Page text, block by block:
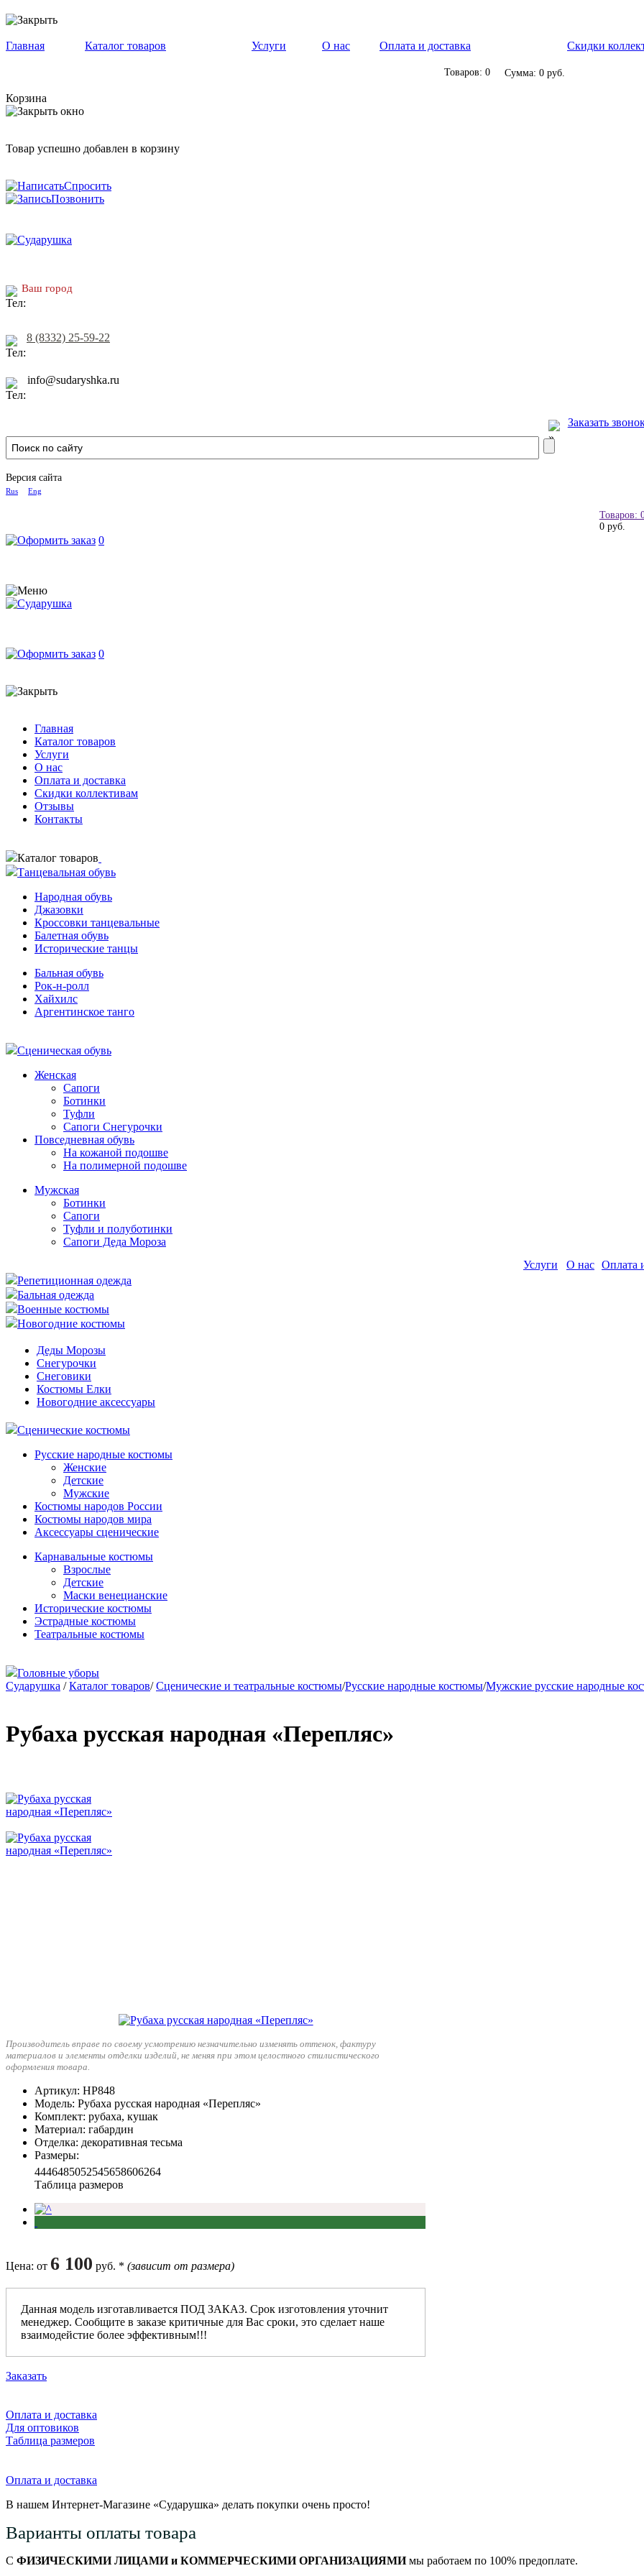
Главная Каталог товаров Услуги О нас Оплата и доставка Скидки
Товаров: 0 Сумма: 0 руб.
Корзина
Товар успешно добавлен в корзину
Спросить
Позвонить
Ваш город
8 (8332) 25-59-22
info@sudaryshka.ru
Заказать
Версия сайта
Rus Eng
Товаров:
0 руб.
0
0
Главная
Каталог товаров
Услуги
О нас
Оплата и доставка
Скидки коллективам
Отзывы
Контакты
Каталог товаров
Танцевальная обувь
Народная обувь
Джазовки
Кроссовки танцевальные
Балетная обувь
Исторические танцы
Бальная обувь
Рок-н-ролл
Хайхилс
Аргентинское танго
Сценическая обувь
Женская
Сапоги
Ботинки
Туфли
Сапоги Снегурочки
Повседневная обувь
На кожаной подошве
На полимерной подошве
Мужская
Ботинки
Сапоги
Туфли и полуботинки
Сапоги Деда Мороза
Репетиционная одежда
Бальная одежда
Военные костюмы
Новогодние костюмы
Деды Морозы
Снегурочки
Снеговики
Костюмы Елки
Новогодние аксессуары
Сценические костюмы
Русские народные костюмы
Женские
Детские
Мужские
Костюмы народов России
Костюмы народов мира
Аксессуары сценические
Карнавальные костюмы
Взрослые
Детские
Маски венецианские
Исторические костюмы
Эстрадные костюмы
Театральные костюмы
Головные уборы
Услуги О нас Оплата
Сударушка / Каталог товаров/ Сценические и театральные костюмы/Русские народные костюмы/Мужские русские народные
Рубаха русская народная «Перепляс»
Производитель вправе по своему усмотрению незначительно изменять оттенок, фактуру
материалов и элементы отделки изделий, не меняя при этом целостного стилистического
оформления товара.
Артикул: НР848
Модель: Рубаха русская народная «Перепляс»
Комплект: рубаха, кушак
Материал: габардин
Отделка: декоративная тесьма
Размеры:
4446485052545658606264
Таблица размеров
Цена: от 6 100 руб. * (зависит от размера)
Данная модель изготавливается ПОД ЗАКАЗ. Срок изготовления уточнит
менеджер. Сообщите в заказе критичные для Вас сроки, это сделает наше
взаимодейстие более эффективным!!!
Заказать
Оплата и доставка
Для оптовиков
Таблица размеров
Оплата и доставка
В нашем Интернет-Магазине «Сударушка» делать покупки очень просто!
Варианты оплаты товара
С ФИЗИЧЕСКИМИ ЛИЦАМИ и КОММЕРЧЕСКИМИ ОРГАНИЗАЦИЯМИмы работаем по 100% предоплате.